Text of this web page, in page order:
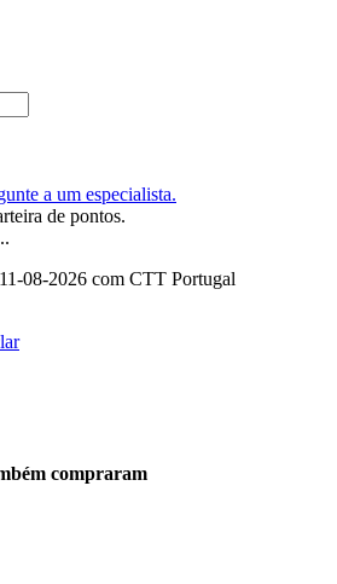
a um especialista.
de pontos.
11-08-2026 com CTT Portugal
compraram